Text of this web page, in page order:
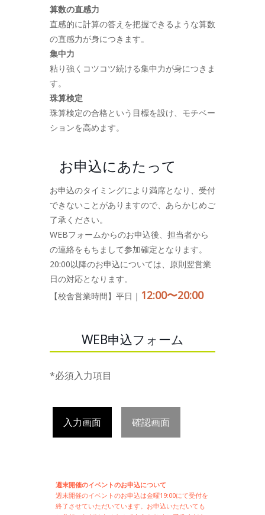
算数の直感力
直感的に計算の答えを把握できるような算数
の直感力が身につきます。
集中力
粘り強くコツコツ続ける集中力が身につきま
す。
珠算検定
珠算検定の合格という目標を設け、モチベー
ションを高めます。
お申込にあたって
お申込のタイミングにより満席となり、受付
できないことがありますので、あらかじめご
了承ください。
WEBフォームからのお申込後、担当者から
の連絡をもちまして参加確定となります。
20:00以降のお申込については、原則翌営業
日の対応となります。
【校舎営業時間】平日｜ 12:00〜20:00
WEB申込フォーム
*必須入力項目
入力画面 確認画面
週末開催のイベントのお申込について
週末開催のイベントのお申込は金曜19:00にて受付を
終了させていただいています。お申込いただいても